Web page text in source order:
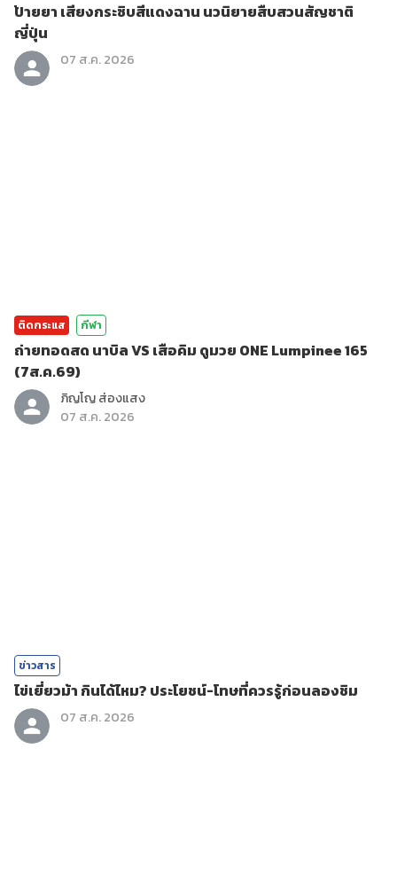
ป้ายยา เสียงกระซิบสีแดงฉาน นวนิยายสืบสวนสัญชาติ
ญี่ปุ่น
07 ส.ค. 2026
ติดกระแส กีฬา
ถ่ายทอดสด นาบิล VS เสือคิม ดูมวย ONE Lumpinee 165
(7ส.ค.69)
ภิญโญ ส่องแสง
07 ส.ค. 2026
ข่าวสาร
ไข่เยี่ยวม้า กินได้ไหม? ประโยชน์-โทษที่ควรรู้ก่อนลองชิม
07 ส.ค. 2026